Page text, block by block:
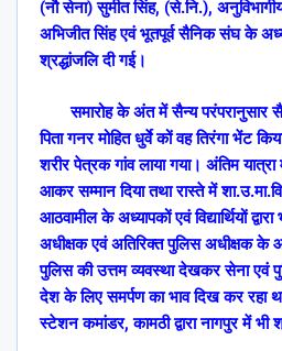
(नौ सेना) सुमीत सिंह, (से.नि.),
अभिजीत सिंह एवं भूतपूर्व सैनिक संघ के
श्रद्धांजलि दी गई।
समारोह के अंत में सैन्य परंपरानुसार
पिता गनर मोहित धुर्वे कों वह तिरंगा भेंट
शरीर पेत्रक गांव लाया गया। अंतिम
आकर सम्मान दिया तथा रास्ते में
आठवामील के अध्यापकों एवं विद्यार्थियों
अधीक्षक एवं अतिरिक्त पुलिस अधीक्षक के
पुलिस की उत्तम व्यवस्था देखकर सेना एवं
देश के लिए समर्पण का भाव दिख कर रहा
स्टेशन कमांडर,कामठी द्वारा नागपुर में भी